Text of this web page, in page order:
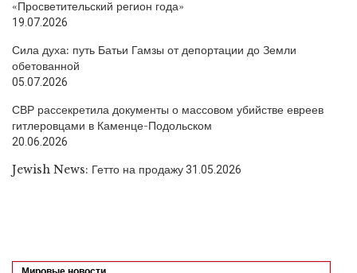
«Просветительский регион года»
19.07.2026
Сила духа: путь Батьи Гамзы от депортации до Земли
обетованной
05.07.2026
СВР рассекретила документы о массовом убийстве евреев
гитлеровцами в Каменце-Подольском
20.06.2026
Jewish News: Гетто на продажу31.05.2026